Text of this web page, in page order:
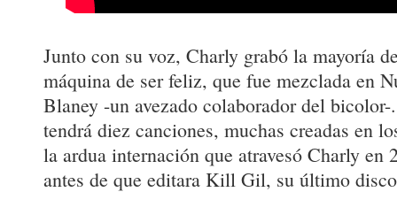
Junto con su voz, Charly grabó la mayoría
máquina de ser feliz, que fue mezclada en
Blaney -un avezado colaborador del
tendrá diez canciones, muchas creadas en
la ardua internación que atravesó Charly en
antes de que editara Kill Gil, su último